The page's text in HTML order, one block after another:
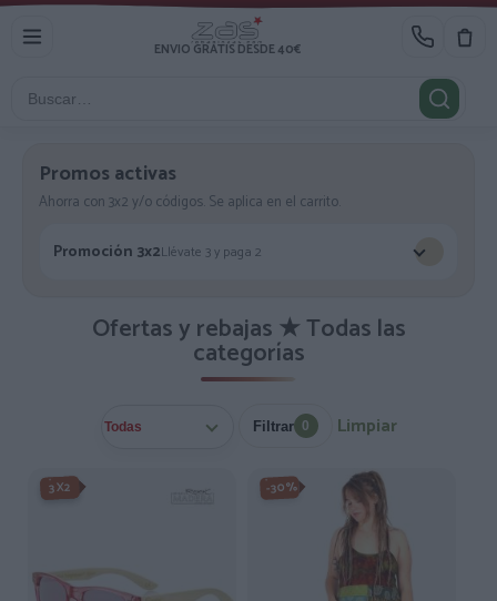
ENVIO GRATIS DESDE 40€
Promos activas
Ahorra con 3x2 y/o códigos. Se aplica en el carrito.
Promoción 3x2Llévate 3 y paga 2
Ofertas y rebajas ★ Todas las
categorías
Filtrar 0 Limpiar
-3X2%
3X2 -30%